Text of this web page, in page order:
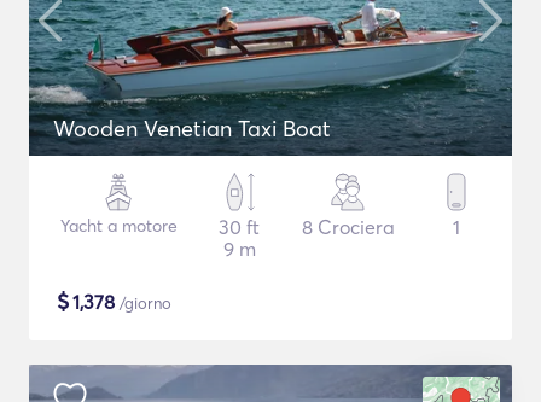
Wooden Venetian Taxi Boat
Yacht a motore
30 ft
9 m
8 Crociera 1
$1,378 /giorno